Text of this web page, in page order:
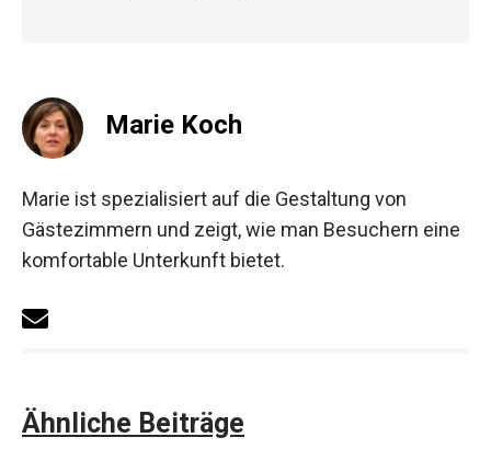
Marie Koch
Marie ist spezialisiert auf die Gestaltung von
Gästezimmern und zeigt, wie man Besuchern eine
komfortable Unterkunft bietet.
Ähnliche Beiträge